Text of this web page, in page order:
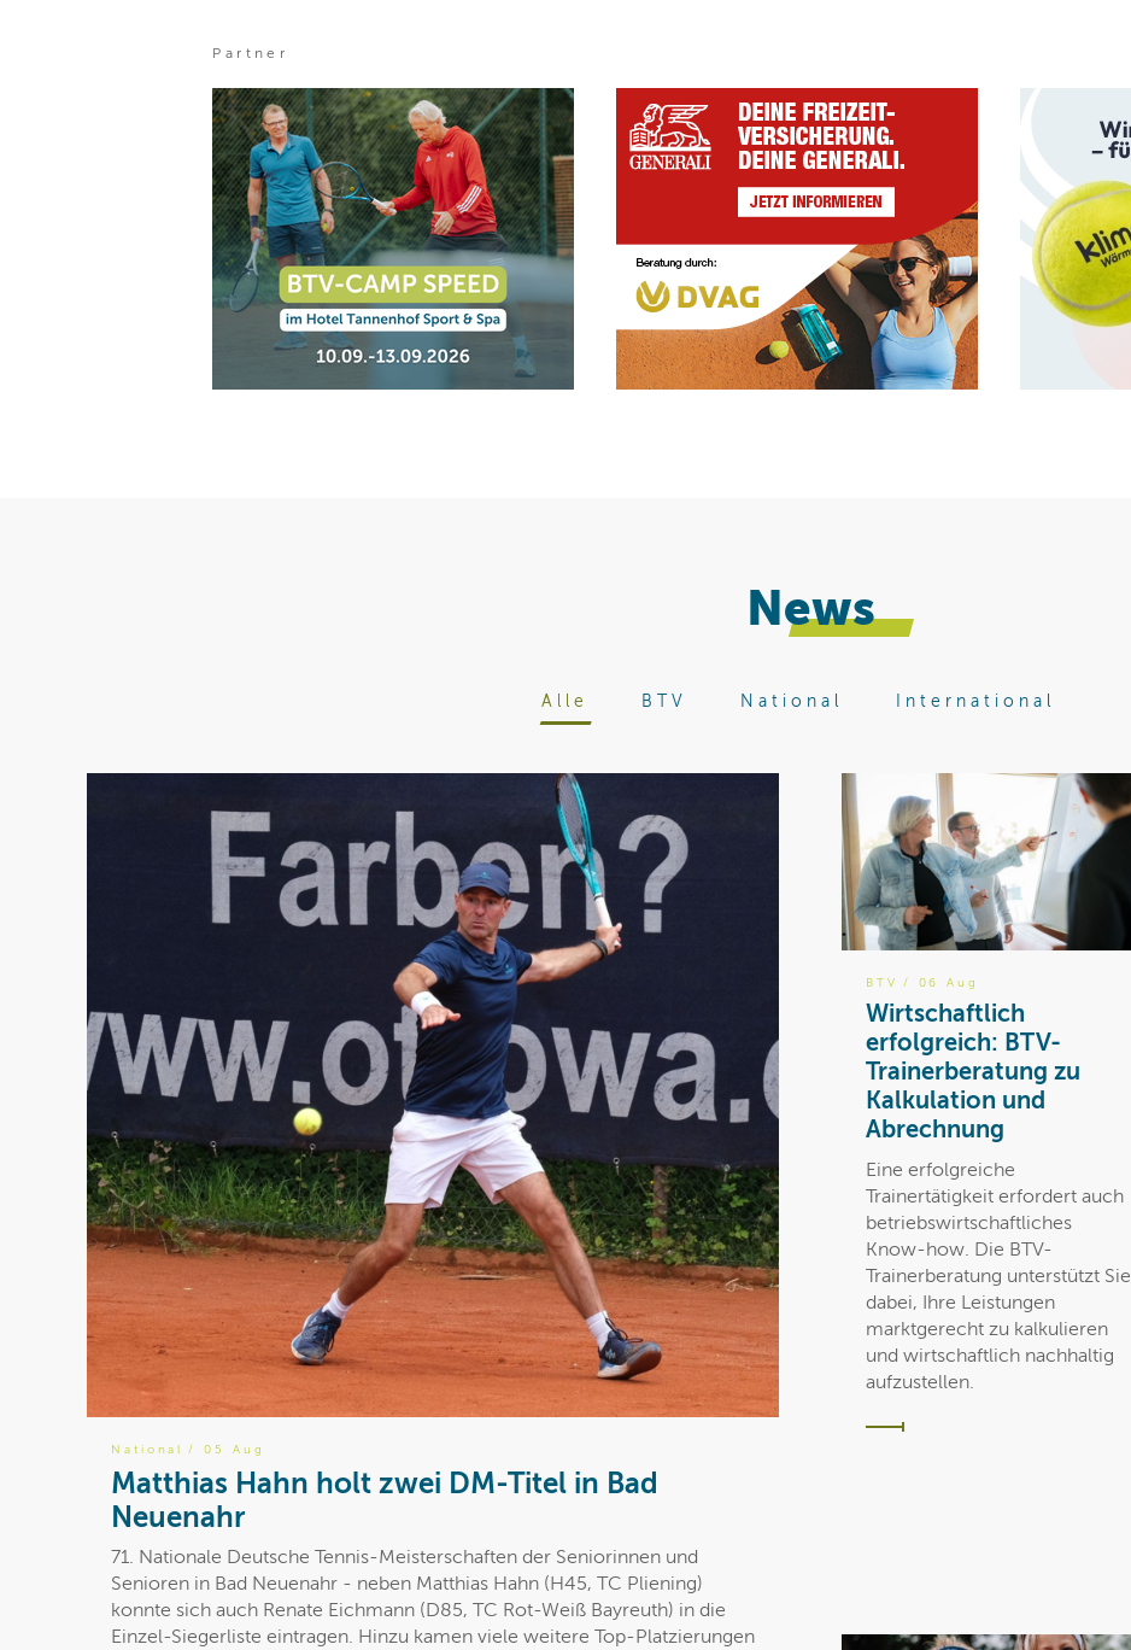
Partner
News
Alle BTV National International
National / 05 Aug
Matthias Hahn holt zwei DM-Titel in Bad
Neuenahr
71. Nationale Deutsche Tennis-Meisterschaften der Seniorinnen und
Senioren in Bad Neuenahr - neben Matthias Hahn (H45, TC Pliening)
konnte sich auch Renate Eichmann (D85, TC Rot-Weiß Bayreuth) in die
Einzel-Siegerliste eintragen. Hinzu kamen viele weitere Top-Platzierungen
BTV / 06 Aug
Wirtschaftlich
erfolgreich: BTV-
Trainerberatung zu
Kalkulation und
Abrechnung
Eine erfolgreiche
Trainertätigkeit erfordert auch
betriebswirtschaftliches
Know-how. Die BTV-
Trainerberatung unterstützt Sie
dabei, Ihre Leistungen
marktgerecht zu kalkulieren
und wirtschaftlich nachhaltig
aufzustellen.